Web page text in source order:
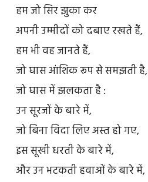
हम जो सिर झुका कर
अपनी उम्मीदों को दबाए रखते हैं,
हम भी वह जानते हैं,
जो घास आंशिक रूप से समझती है,
जो घास में झलकता है :
उन सूरजों के बारे में,
जो बिना विदा लिए अस्त हो गए,
इस सूखी धरती के बारे में,
और उन भटकती हवाओं के बारे में,